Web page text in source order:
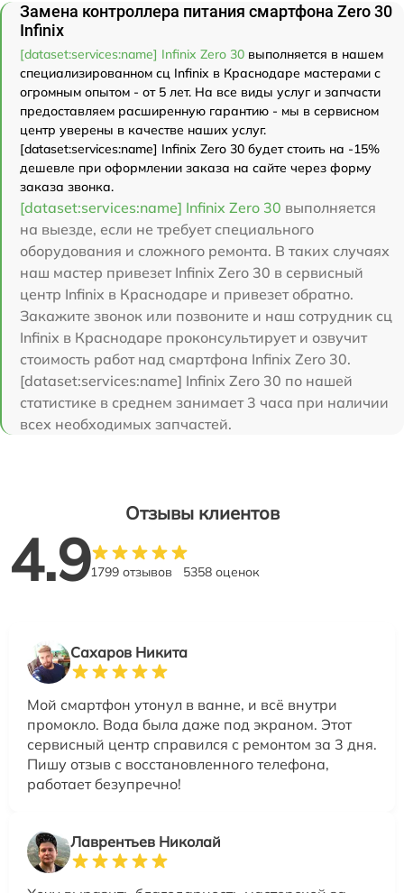
Замена контроллера питания смартфона Zero 30
Infinix
[dataset:services:name] Infinix Zero 30 выполняется в нашем
специализированном сц Infinix в Краснодаре мастерами с
огромным опытом - от 5 лет. На все виды услуг и запчасти
предоставляем расширенную гарантию - мы в сервисном
центр уверены в качестве наших услуг.
[dataset:services:name] Infinix Zero 30 будет стоить на -15%
дешевле при оформлении заказа на сайте через форму
заказа звонка.
[dataset:services:name] Infinix Zero 30 выполняется
на выезде, если не требует специального
оборудования и сложного ремонта. В таких случаях
наш мастер привезет Infinix Zero 30 в сервисный
центр Infinix в Краснодаре и привезет обратно.
Закажите звонок или позвоните и наш сотрудник сц
Infinix в Краснодаре проконсультирует и озвучит
стоимость работ над смартфона Infinix Zero 30.
[dataset:services:name] Infinix Zero 30 по нашей
статистике в среднем занимает 3 часа при наличии
всех необходимых запчастей.
Отзывы клиентов
4.91799 отзывов 5358 оценок
Сахаров Никита
Мой смартфон утонул в ванне, и всё внутри
промокло. Вода была даже под экраном. Этот
сервисный центр справился с ремонтом за 3 дня.
Пишу отзыв с восстановленного телефона,
работает безупречно!
Лаврентьев Николай